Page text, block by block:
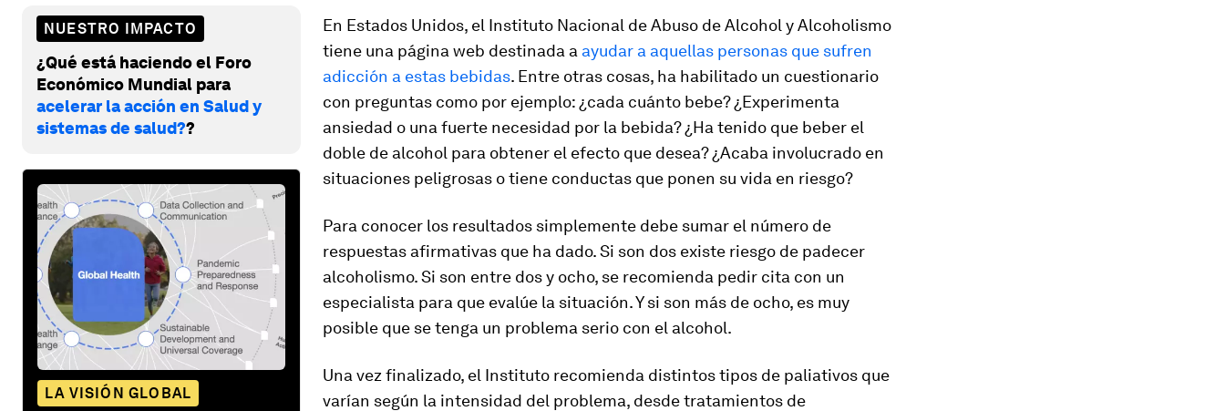
NUESTRO IMPACTO
¿Qué está haciendo el Foro
Económico Mundial para
acelerar la acción en Salud y
sistemas de salud??
LA VISIÓN GLOBAL
En Estados Unidos, el Instituto Nacional de Abuso de Alcohol y Alcoholismo
tiene una página web destinada a ayudar a aquellas personas que sufren
adicción a estas bebidas. Entre otras cosas, ha habilitado un cuestionario
con preguntas como por ejemplo: ¿cada cuánto bebe? ¿Experimenta
ansiedad o una fuerte necesidad por la bebida? ¿Ha tenido que beber el
doble de alcohol para obtener el efecto que desea? ¿Acaba involucrado en
situaciones peligrosas o tiene conductas que ponen su vida en riesgo?
Para conocer los resultados simplemente debe sumar el número de
respuestas afirmativas que ha dado. Si son dos existe riesgo de padecer
alcoholismo. Si son entre dos y ocho, se recomienda pedir cita con un
especialista para que evalúe la situación. Y si son más de ocho, es muy
posible que se tenga un problema serio con el alcohol.
Una vez finalizado, el Instituto recomienda distintos tipos de paliativos que
varían según la intensidad del problema, desde tratamientos de